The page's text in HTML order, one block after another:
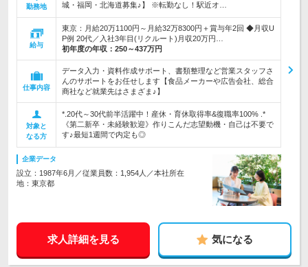
勤務地
城・福岡・北海道募集♪】 ※転勤なし！駅近オ…
給与
東京：月給20万1100円～月給32万8300円＋賞与年2回 ◆月収U
P例 20代／入社3年目(リクルート)月収20万円…
初年度の年収： 250～437万円
仕事内容
データ入力・資料作成サポート、書類整理など営業スタッフさ
んのサポートをお任せします【食品メーカーや広告会社、総合
商社など就業先はさまざま♪】
対象と
なる方
*.20代～30代前半活躍中！産休・育休取得率&復職率100% .*
《第二新卒・未経験歓迎》作りこんだ志望動機・自己は不要で
す♪最短1週間で内定も◎
企業データ
設立：1987年6月／従業員数：1,954人／本社所在
地：東京都
求人詳細を見る 気になる